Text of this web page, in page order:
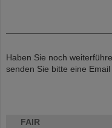
FAIR
Haben Sie noch
senden Sie bitte eine Email